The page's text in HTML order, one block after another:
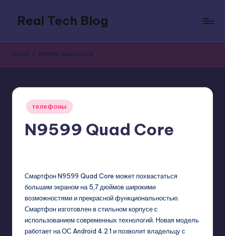
content
Real Tech Blog
on
and
digital
policy.
Home N9599 Quad Core
Posted
in
телефоны
N9599 Quad Core
Смартфон N9599 Quad Core может похвастаться
большим экраном на 5,7 дюймов широкими
возможностями и прекрасной функциональностью.
Смартфон изготовлен в стильном корпусе с
использованием современных технологий. Новая модель
работает на ОС Android 4.2.1 и позволит владельцу с